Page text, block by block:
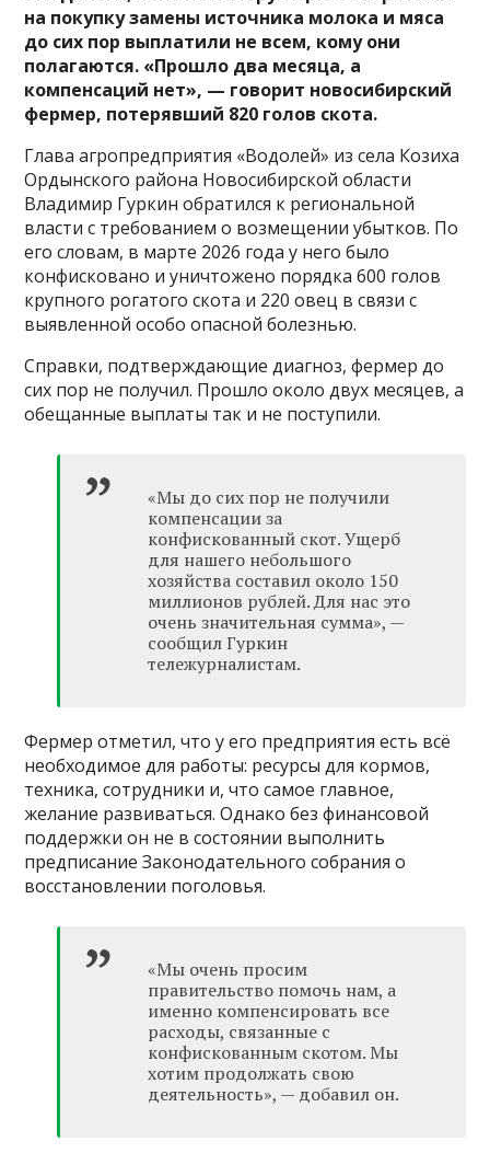
на покупку замены источника молока и мяса
до сих пор выплатили не всем, кому они
полагаются. «Прошло два месяца, а
компенсаций нет», — говорит новосибирский
фермер, потерявший 820 голов скота.
Глава агропредприятия «Водолей» из села Козиха
Ордынского района Новосибирской области
Владимир Гуркин обратился к региональной
власти с требованием о возмещении убытков. По
его словам, в марте 2026 года у него было
конфисковано и уничтожено порядка 600 голов
крупного рогатого скота и 220 овец в связи с
выявленной особо опасной болезнью.
Справки, подтверждающие диагноз, фермер до
сих пор не получил. Прошло около двух месяцев, а
обещанные выплаты так и не поступили.
«Мы до сих пор не получили
компенсации за
конфискованный скот. Ущерб
для нашего небольшого
хозяйства составил около 150
миллионов рублей. Для нас это
очень значительная сумма», —
сообщил Гуркин
тележурналистам.
Фермер отметил, что у его предприятия есть всё
необходимое для работы: ресурсы для кормов,
техника, сотрудники и, что самое главное,
желание развиваться. Однако без финансовой
поддержки он не в состоянии выполнить
предписание Законодательного собрания о
восстановлении поголовья.
«Мы очень просим
правительство помочь нам, а
именно компенсировать все
расходы, связанные с
конфискованным скотом. Мы
хотим продолжать свою
деятельность», — добавил он.